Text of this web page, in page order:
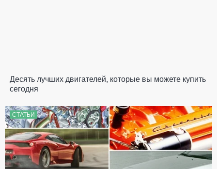
Десять лучших двигателей, которые вы можете купить
сегодня
СТАТЬИ